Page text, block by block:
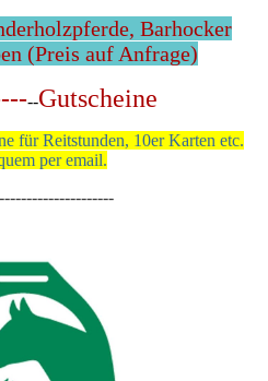
Barhocker
(Preis auf Anfrage)
--Gutscheine
für Reitstunden, 10er Karten etc.
per email.